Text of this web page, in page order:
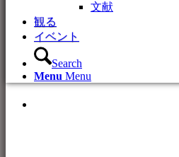
文献
観る
イベント
Search
Menu Menu